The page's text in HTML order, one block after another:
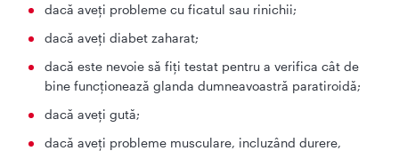
dacă aveţi probleme cu ficatul sau rinichii;
dacă aveţi diabet zaharat;
dacă este nevoie să fiţi testat pentru a verifica cât de
bine funcţionează glanda dumneavoastră paratiroidă;
dacă aveţi gută;
dacă aveți probleme musculare, incluzând durere,